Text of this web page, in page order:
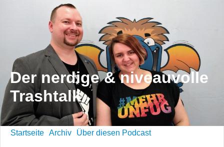
Der nerdige & niveauvolle
Trashtalk
Startseite Archiv Über diesen Podcast